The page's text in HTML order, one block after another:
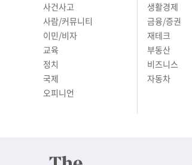
사건사고
사람/커뮤니티
이민/비자
교육
정치
국제
오피니언
생활경제
금융/증권
재테크
부동산
비즈니스
자동차